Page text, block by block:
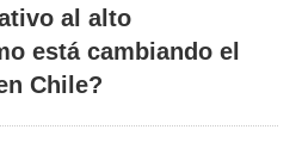
al alto
está cambiando el
Chile?